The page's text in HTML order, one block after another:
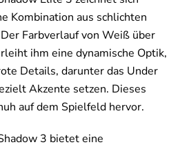
Kombination aus schlichten
Farbverlauf von Weiß über
ihm eine dynamische Optik,
Details, darunter das Under
Akzente setzen. Dieses
auf dem Spielfeld hervor.
3 bietet eine